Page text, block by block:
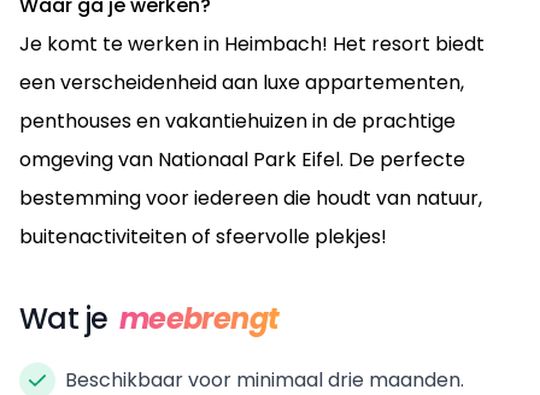
Je komt te werken in Heimbach! Het resort biedt
een verscheidenheid aan luxe appartementen,
penthouses en vakantiehuizen in de prachtige
omgeving van Nationaal Park Eifel. De perfecte
bestemming voor iedereen die houdt van natuur,
buitenactiviteiten of sfeervolle plekjes!
Wat je meebrengt
Beschikbaar voor minimaal drie maanden.